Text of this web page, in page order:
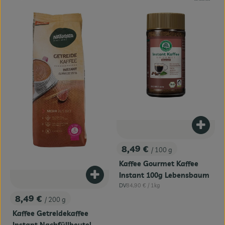
, Preis:
8,49 € / 200 g
Kaffee Getreidekaffee
Produkt zum Warenkorb hinzufügen
, Preis:
8,49 € / 100 g
Kaffee Gourmet Kaffee
Instant 100g Lebensbaum
, Herkunft:
DV, Referenzpreis:
84,90 € / 1kg